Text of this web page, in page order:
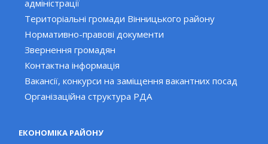
адміністрації
Територіальні громади Вінницького району
Нормативно-правові документи
Звернення громадян
Контактна інформація
Вакансії, конкурси на заміщення вакантних посад
Організаційна структура РДА
ЕКОНОМІКА РАЙОНУ